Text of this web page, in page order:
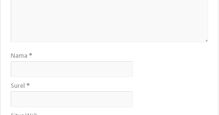
Nama*
Surel*